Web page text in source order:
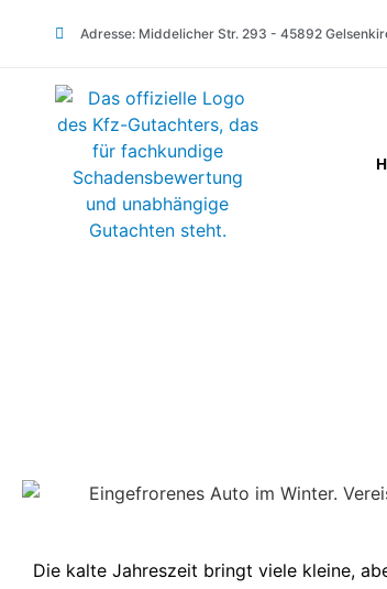
Adresse: Middelicher Str. 293 - 45892
Die kalte Jahreszeit bringt viele kleine,